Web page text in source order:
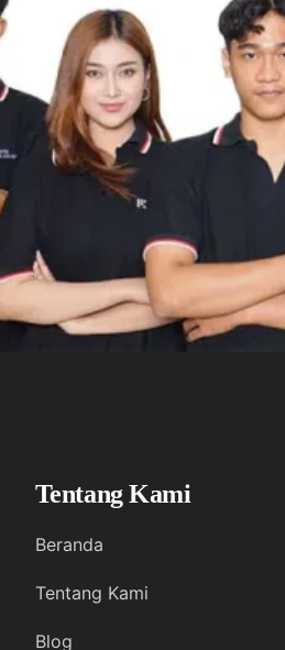
Tentang Kami
Beranda
Tentang Kami
Blog